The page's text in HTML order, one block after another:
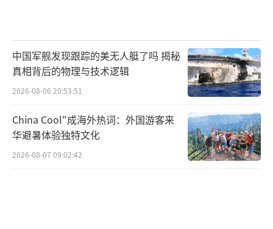
2）
中国军舰发现跟踪的美无人艇了吗 揭秘
真相背后的物理与技术逻辑
2026-08-06 20:53:51
China Cool"成海外热词：外国游客来
华避暑体验独特文化
2026-08-07 09:02:42